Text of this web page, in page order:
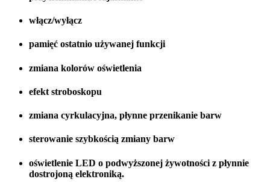
włącz/wyłącz
pamięć ostatnio używanej funkcji
zmiana kolorów oświetlenia
efekt stroboskopu
zmiana cyrkulacyjna, płynne przenikanie barw
sterowanie szybkością zmiany barw
oświetlenie LED o podwyższonej żywotności z płynnie
dostrojoną elektroniką.